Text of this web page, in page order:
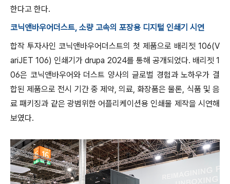
한다고 한다.
코닉앤바우어더스트, 소량 고속의 포장용 디지털 인쇄기 시연
합작 투자사인 코닉앤바우어더스트의 첫 제품으로 배리젯 106(V
ariJET 106) 인쇄기가 drupa 2024를 통해 공개되었다. 배리젯 1
06은 코닉앤바우어와 더스트 양사의 글로벌 경험과 노하우가 결
합된 제품으로 전시 기간 중 제약, 의료, 화장품은 물론, 식품 및 음
료 패키징과 같은 광범위한 어플리케이션용 인쇄물 제작을 시연해
보였다.